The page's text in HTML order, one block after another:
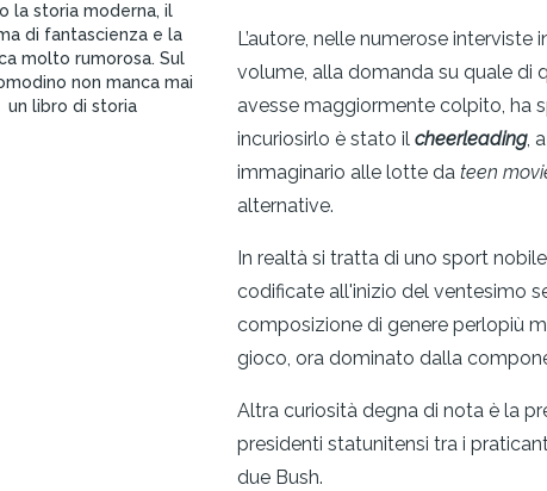
la storia moderna, il
di fantascienza e la
molto rumorosa. Sul
non manca mai
un libro di storia
L’autore, nelle numerose interviste
volume, alla domanda su quale di
avesse maggiormente colpito, ha
incuriosirlo è stato il cheerleading,
immaginario alle lotte da teen
alternative.
In realtà si tratta di uno sport
codificate all'inizio del ventesimo
composizione di genere perlopiù
gioco, ora dominato dalla
Altra curiosità degna di nota è la
presidenti statunitensi tra i
due Bush.